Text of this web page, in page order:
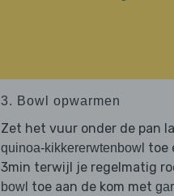
3. Bowl opwarmen
Zet het vuur onder de pan
quinoa-kikkererwtenbowl toe
3min terwijl je regelmatig
bowl toe aan de kom met